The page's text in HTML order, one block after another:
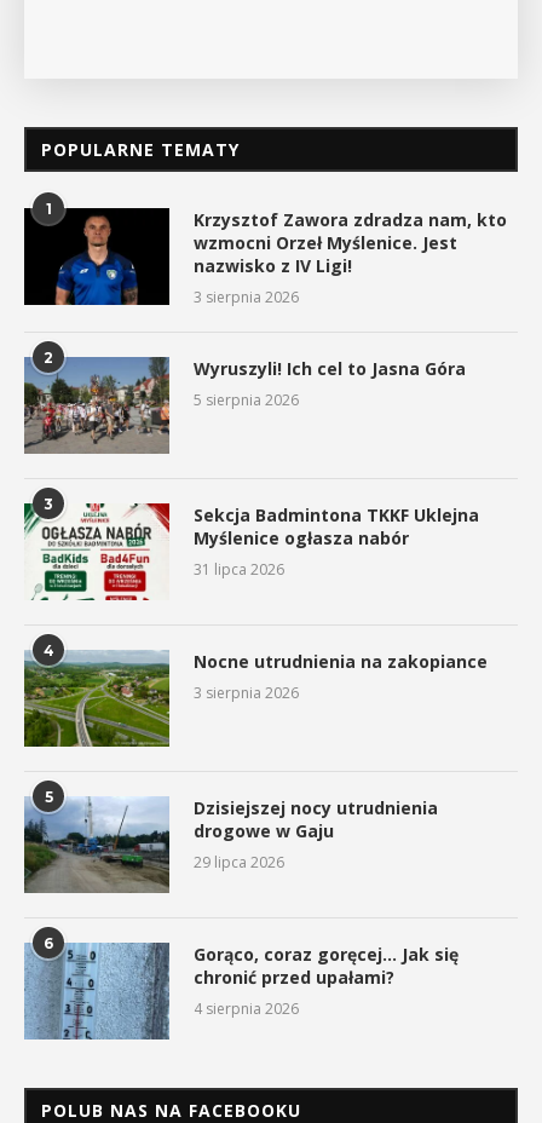
POPULARNE TEMATY
1
Krzysztof Zawora zdradza nam, kto
wzmocni Orzeł Myślenice. Jest
nazwisko z IV Ligi!
3 sierpnia 2026
2 Wyruszyli! Ich cel to Jasna Góra
5 sierpnia 2026
3
Sekcja Badmintona TKKF Uklejna
Myślenice ogłasza nabór
31 lipca 2026
4 Nocne utrudnienia na zakopiance
3 sierpnia 2026
5
Dzisiejszej nocy utrudnienia
drogowe w Gaju
29 lipca 2026
6
Gorąco, coraz goręcej… Jak się
chronić przed upałami?
4 sierpnia 2026
POLUB NAS NA FACEBOOKU